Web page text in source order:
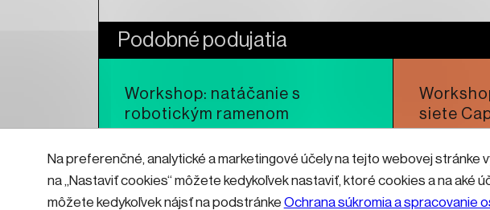
Na preferenčné, analytické a marketingové účely na tejto webovej stránke
na „Nastaviť cookies“ môžete kedykoľvek nastaviť, ktoré cookies a na
môžete kedykoľvek nájsť na podstránke Ochrana súkromia a spracovanie
Podobné podujatia
Workshop: natáčanie s
robotickým ramenom
Čítať viac
siete